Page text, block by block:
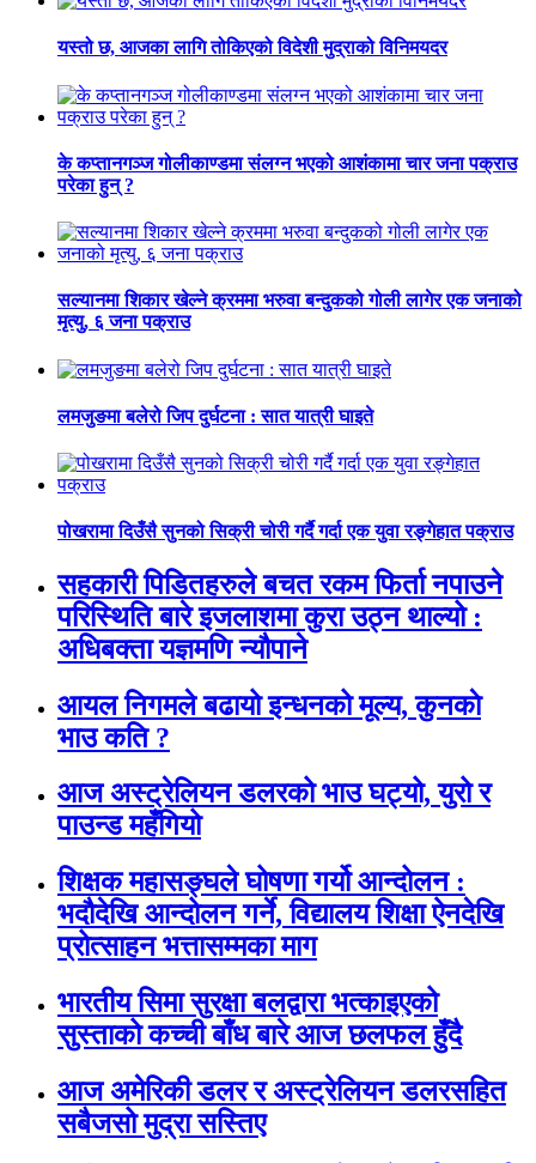
यस्तो छ, आजका लागि तोकिएको विदेशी मुद्राको विनिमयदर
के कप्तानगञ्ज गोलीकाण्डमा संलग्न भएको आशंकामा चार जना पक्राउ
परेका हुन् ?
सल्यानमा शिकार खेल्ने क्रममा भरुवा बन्दुकको गोली लागेर एक जनाको
मृत्यु, ६ जना पक्राउ
लमजुङमा बलेरो जिप दुर्घटना : सात यात्री घाइते
पोखरामा दिउँसै सुनको सिक्री चोरी गर्दै गर्दा एक युवा रङ्गेहात पक्राउ
सहकारी पिडितहरुले बचत रकम फिर्ता नपाउने
परिस्थिति बारे इजलाशमा कुरा उठ्न थाल्यो :
अधिबक्ता यज्ञमणि न्यौपाने
आयल निगमले बढायो इन्धनको मूल्य, कुनकाे
भाउ कति ?
आज अस्ट्रेलियन डलरको भाउ घट्यो, युरो र
पाउन्ड महँगियो
शिक्षक महासङ्घले घोषणा गर्यो आन्दोलन :
भदौदेखि आन्दोलन गर्ने, विद्यालय शिक्षा ऐनदेखि
प्रोत्साहन भत्तासम्मका माग
भारतीय सिमा सुरक्षा बलद्वारा भत्काइएको
सुस्ताको कच्ची बाँध बारे आज छलफल हुँदै
आज अमेरिकी डलर र अस्ट्रेलियन डलरसहित
सबैजसो मुद्रा सस्तिए